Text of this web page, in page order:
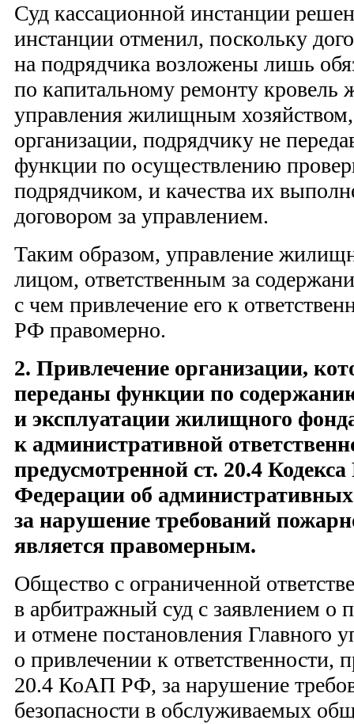
Суд кассационной инстанции
инстанции отменил, поскольку
на подрядчика возложены лишь
по капитальному ремонту
управления жилищным
организации, подрядчику не
функции по осуществлению
подрядчиком, и качества их
договором за управлением.
Таким образом, управление
лицом, ответственным за
с чем привлечение его к
РФ правомерно.
2. Привлечение организации,
переданы функции по
и эксплуатации жилищного
к административной
предусмотренной ст. 20.4
Федерации об
за нарушение требований
является правомерным.
Общество с ограниченной
в арбитражный суд с заявлением о
и отмене постановления Главного
о привлечении к ответственности,
20.4 КоАП РФ, за нарушение
безопасности в обслуживаемых